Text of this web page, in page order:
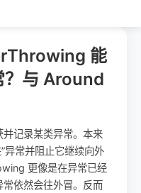
能
？与 Around
记录某类异常。本来
异常并阻止它继续向外
更像是在异常已经
依然会往外冒。反而